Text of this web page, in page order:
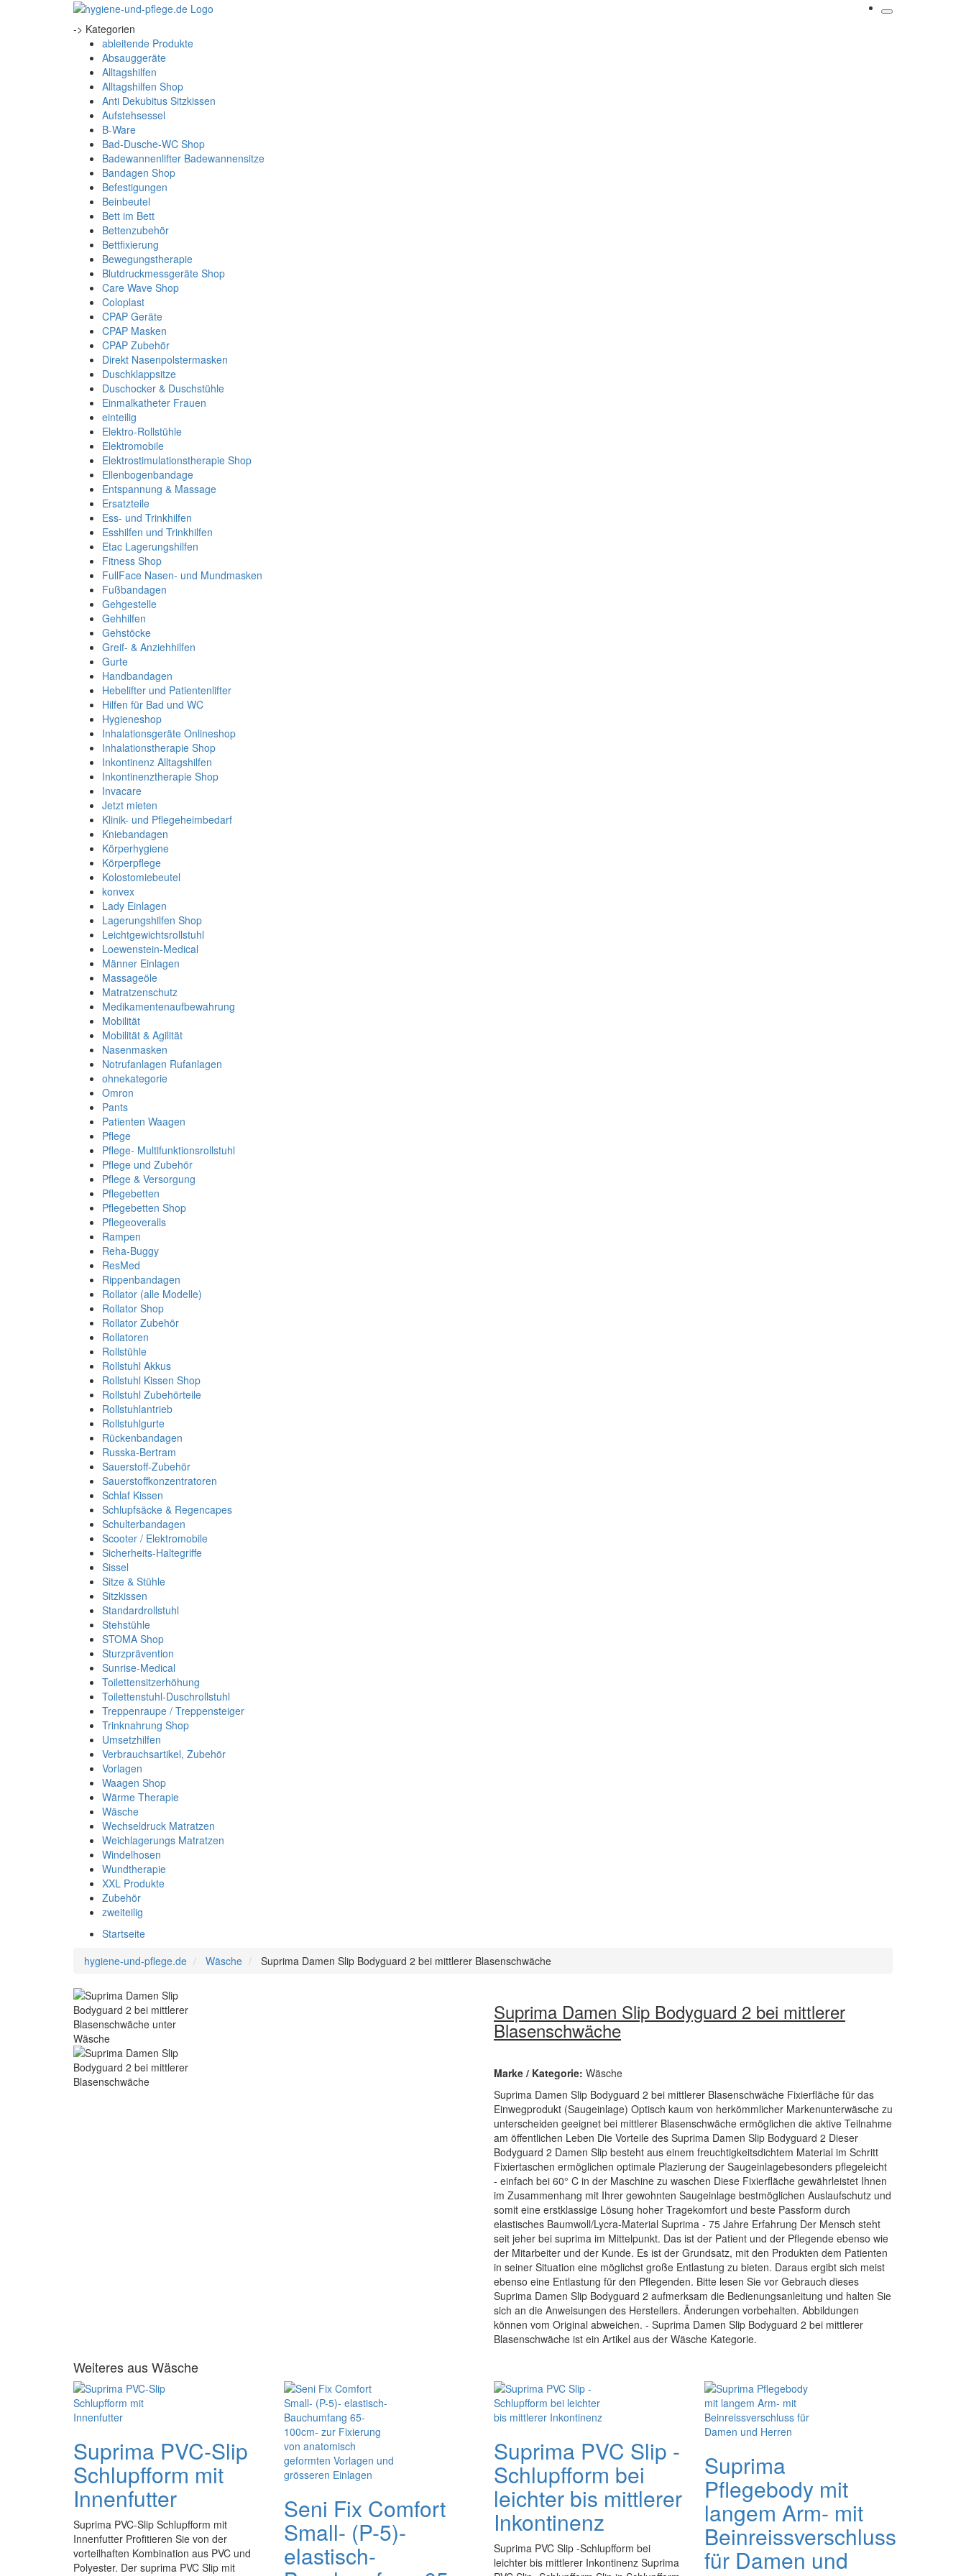
-> Kategorien
ableitende Produkte
Absauggeräte
Alltagshilfen
Alltagshilfen Shop
Anti Dekubitus Sitzkissen
Aufstehsessel
B-Ware
Bad-Dusche-WC Shop
Badewannenlifter Badewannensitze
Bandagen Shop
Befestigungen
Beinbeutel
Bett im Bett
Bettenzubehör
Bettfixierung
Bewegungstherapie
Blutdruckmessgeräte Shop
Care Wave Shop
Coloplast
CPAP Geräte
CPAP Masken
CPAP Zubehör
Direkt Nasenpolstermasken
Duschklappsitze
Duschocker & Duschstühle
Einmalkatheter Frauen
einteilig
Elektro-Rollstühle
Elektromobile
Elektrostimulationstherapie Shop
Ellenbogenbandage
Entspannung & Massage
Ersatzteile
Ess- und Trinkhilfen
Esshilfen und Trinkhilfen
Etac Lagerungshilfen
Fitness Shop
FullFace Nasen- und Mundmasken
Fußbandagen
Gehgestelle
Gehhilfen
Gehstöcke
Greif- & Anziehhilfen
Gurte
Handbandagen
Hebelifter und Patientenlifter
Hilfen für Bad und WC
Hygieneshop
Inhalationsgeräte Onlineshop
Inhalationstherapie Shop
Inkontinenz Alltagshilfen
Inkontinenztherapie Shop
Invacare
Jetzt mieten
Klinik- und Pflegeheimbedarf
Kniebandagen
Körperhygiene
Körperpflege
Kolostomiebeutel
konvex
Lady Einlagen
Lagerungshilfen Shop
Leichtgewichtsrollstuhl
Loewenstein-Medical
Männer Einlagen
Massageöle
Matratzenschutz
Medikamentenaufbewahrung
Mobilität
Mobilität & Agilität
Nasenmasken
Notrufanlagen Rufanlagen
ohnekategorie
Omron
Pants
Patienten Waagen
Pflege
Pflege- Multifunktionsrollstuhl
Pflege und Zubehör
Pflege & Versorgung
Pflegebetten
Pflegebetten Shop
Pflegeoveralls
Rampen
Reha-Buggy
ResMed
Rippenbandagen
Rollator (alle Modelle)
Rollator Shop
Rollator Zubehör
Rollatoren
Rollstühle
Rollstuhl Akkus
Rollstuhl Kissen Shop
Rollstuhl Zubehörteile
Rollstuhlantrieb
Rollstuhlgurte
Rückenbandagen
Russka-Bertram
Sauerstoff-Zubehör
Sauerstoffkonzentratoren
Schlaf Kissen
Schlupfsäcke & Regencapes
Schulterbandagen
Scooter / Elektromobile
Sicherheits-Haltegriffe
Sissel
Sitze & Stühle
Sitzkissen
Standardrollstuhl
Stehstühle
STOMA Shop
Sturzprävention
Sunrise-Medical
Toilettensitzerhöhung
Toilettenstuhl-Duschrollstuhl
Treppenraupe / Treppensteiger
Trinknahrung Shop
Umsetzhilfen
Verbrauchsartikel, Zubehör
Vorlagen
Waagen Shop
Wärme Therapie
Wäsche
Wechseldruck Matratzen
Weichlagerungs Matratzen
Windelhosen
Wundtherapie
XXL Produkte
Zubehör
zweiteilig
Startseite
hygiene-und-pflege.de
Wäsche Suprima Damen Slip Bodyguard 2 bei mittlerer Blasenschwäche
Suprima Damen Slip Bodyguard 2 bei mittlerer
Blasenschwäche
Marke / Kategorie: Wäsche
Suprima Damen Slip Bodyguard 2 bei mittlerer Blasenschwäche Fixierfläche für das
Einwegprodukt (Saugeinlage) Optisch kaum von herkömmlicher Markenunterwäsche zu
unterscheiden geeignet bei mittlerer Blasenschwäche ermöglichen die aktive Teilnahme
am öffentlichen Leben Die Vorteile des Suprima Damen Slip Bodyguard 2 Dieser
Bodyguard 2 Damen Slip besteht aus einem freuchtigkeitsdichtem Material im Schritt
Fixiertaschen ermöglichen optimale Plazierung der Saugeinlagebesonders pflegeleicht
- einfach bei 60° C in der Maschine zu waschen Diese Fixierfläche gewährleistet Ihnen
im Zusammenhang mit Ihrer gewohnten Saugeinlage bestmöglichen Auslaufschutz und
somit eine erstklassige Lösung hoher Tragekomfort und beste Passform durch
elastisches Baumwoll/Lycra-Material Suprima - 75 Jahre Erfahrung Der Mensch steht
seit jeher bei suprima im Mittelpunkt. Das ist der Patient und der Pflegende ebenso wie
der Mitarbeiter und der Kunde. Es ist der Grundsatz, mit den Produkten dem Patienten
in seiner Situation eine möglichst große Entlastung zu bieten. Daraus ergibt sich meist
ebenso eine Entlastung für den Pflegenden. Bitte lesen Sie vor Gebrauch dieses
Suprima Damen Slip Bodyguard 2 aufmerksam die Bedienungsanleitung und halten Sie
sich an die Anweisungen des Herstellers. Änderungen vorbehalten. Abbildungen
können vom Original abweichen. - Suprima Damen Slip Bodyguard 2 bei mittlerer
Blasenschwäche ist ein Artikel aus der Wäsche Kategorie.
Weiteres aus Wäsche
Suprima PVC-Slip
Schlupfform mit
Innenfutter
Suprima PVC-Slip Schlupfform mit
Innenfutter Profitieren Sie von der
vorteilhaften Kombination aus PVC und
Polyester. Der suprima PVC Slip mit
Seni Fix Comfort
Small- (P-5)-
elastisch-
Suprima PVC Slip -
Schlupfform bei
leichter bis mittlerer
Inkontinenz
Suprima PVC Slip -Schlupfform bei
leichter bis mittlerer Inkontinenz Suprima
Suprima
Pflegebody mit
langem Arm- mit
Beinreissverschluss
für Damen und